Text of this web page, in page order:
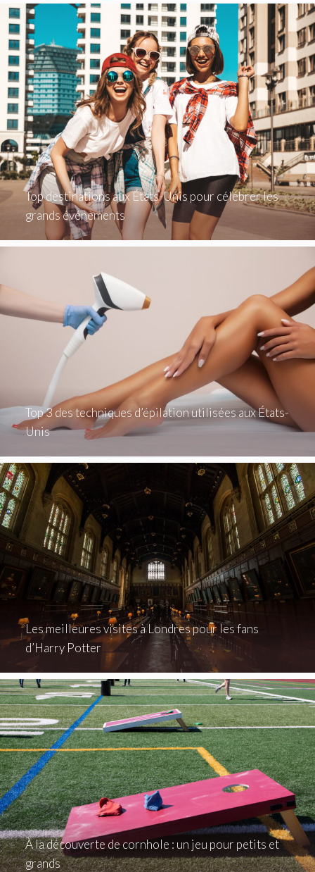
Top destinations aux États-Unis pour célébrer les
grands événements
Top 3 des techniques d’épilation utilisées aux États-
Unis
Les meilleures visites à Londres pour les fans
d’Harry Potter
À la découverte de cornhole : un jeu pour petits et
grands